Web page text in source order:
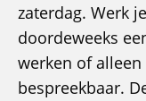
zaterdag. Werk
doordeweeks
werken of
bespreekbaar.